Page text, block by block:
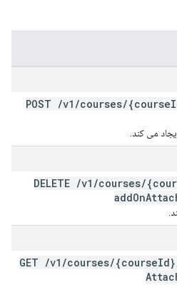
POST /v1 /courses/{course
می کند.
DELETE /v1 /courses/
addOn
GET /v1 /courses/{courseId}